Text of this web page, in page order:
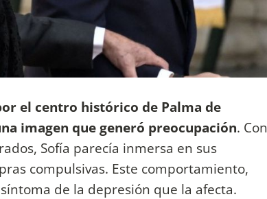
el centro histórico de Palma de
imagen que generó preocupación. Con
Sofía parecía inmersa en sus
compulsivas. Este comportamiento,
de la depresión que la afecta.